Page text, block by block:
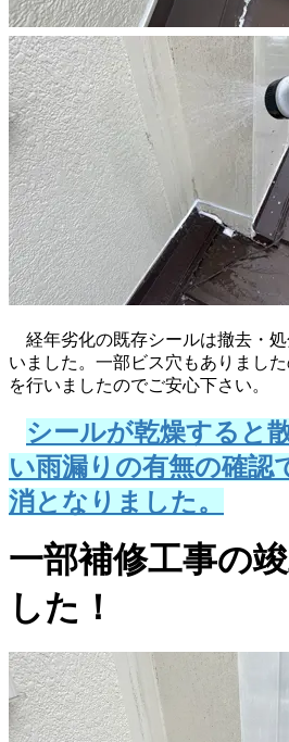
経年劣化の既存シールは撤去・
いました。一部ビス穴もありまし
を行いましたのでご安心下さい。
シールが乾燥すると
い雨漏りの有無の確認
消となりました。
一部補修工事の
した！